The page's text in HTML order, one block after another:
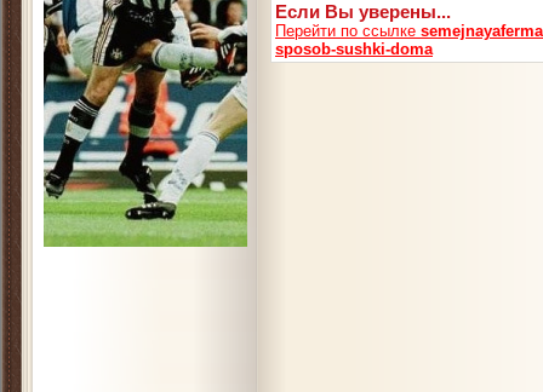
Если Вы уверены...
Перейти по ссылке
sposob-sushki-doma